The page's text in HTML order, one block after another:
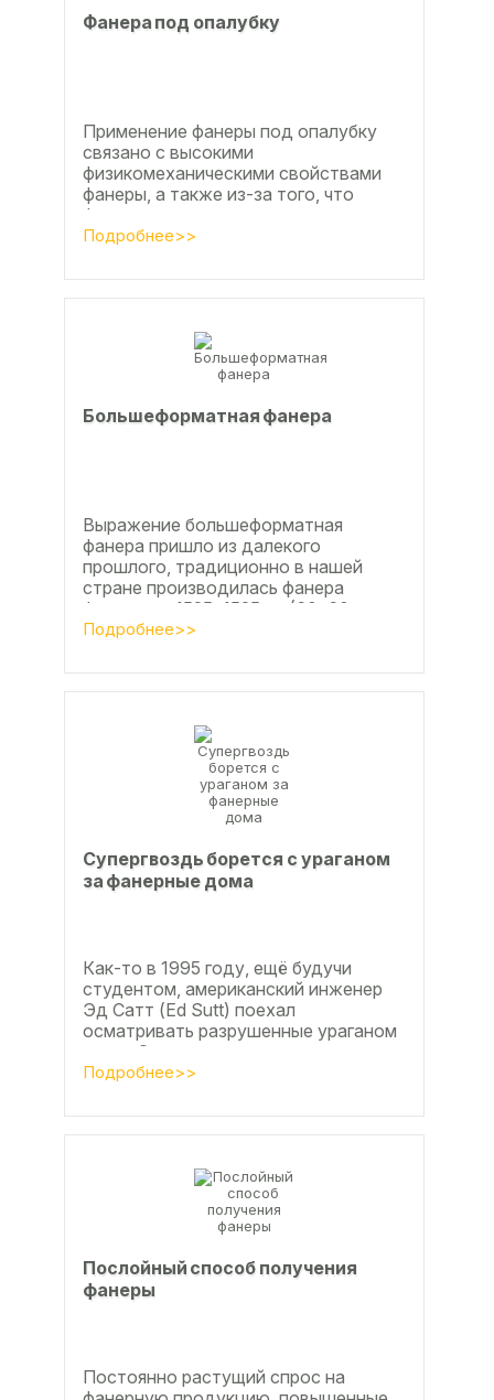
Фанера под опалубку
Применение фанеры под опалубку
связано с высокими
физикомеханическими свойствами
фанеры, а также из-за того, что
фанера позволяет получать
достаточно большие ровные
Подробнее>>
Большеформатная фанера
Выражение большеформатная
фанера пришло из далекого
прошлого, традиционно в нашей
стране производилась фанера
форматом 1525х1525мм (60х60
дюймов), форматы отличающиеся в
Подробнее>>
Супергвоздь борется с ураганом
за фанерные дома
Как-то в 1995 году, ещё будучи
студентом, американский инженер
Эд Сатт (Ed Sutt) поехал
осматривать разрушенные ураганом
дома. Он удивился, что ударов
стихии в большинстве случаев не...
Подробнее>>
Послойный способ получения
фанеры
Постоянно растущий спрос на